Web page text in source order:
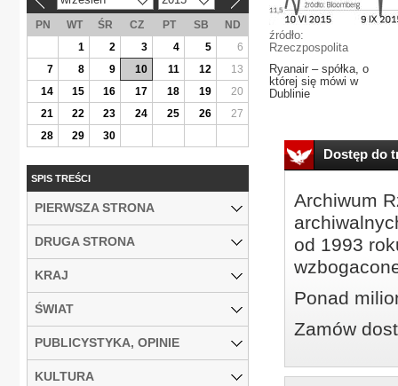
źródło:
Rzeczpospolita
Ryanair – spółka, o
której się mówi w
Dublinie
Dostęp do
Archiwum
od 1993
Ponad
Zamów
PN WT ŚR CZ PT SB
ND
1
2 3 4 5
6
7
8 9 10 11 12
13
14
15 16 17 18 19
20
21
22 23 24 25 26
27
28
29 30
SPIS TREŚCI
PIERWSZA STRONA
DRUGA STRONA
KRAJ
ŚWIAT
PUBLICYSTYKA, OPINIE
KULTURA